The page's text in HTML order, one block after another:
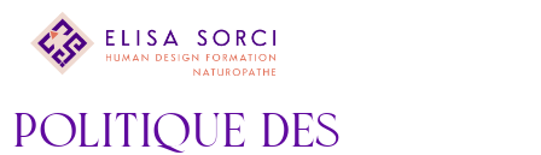
principal
Politique des